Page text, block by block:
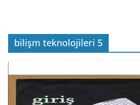
bilişm teknolojileri 5